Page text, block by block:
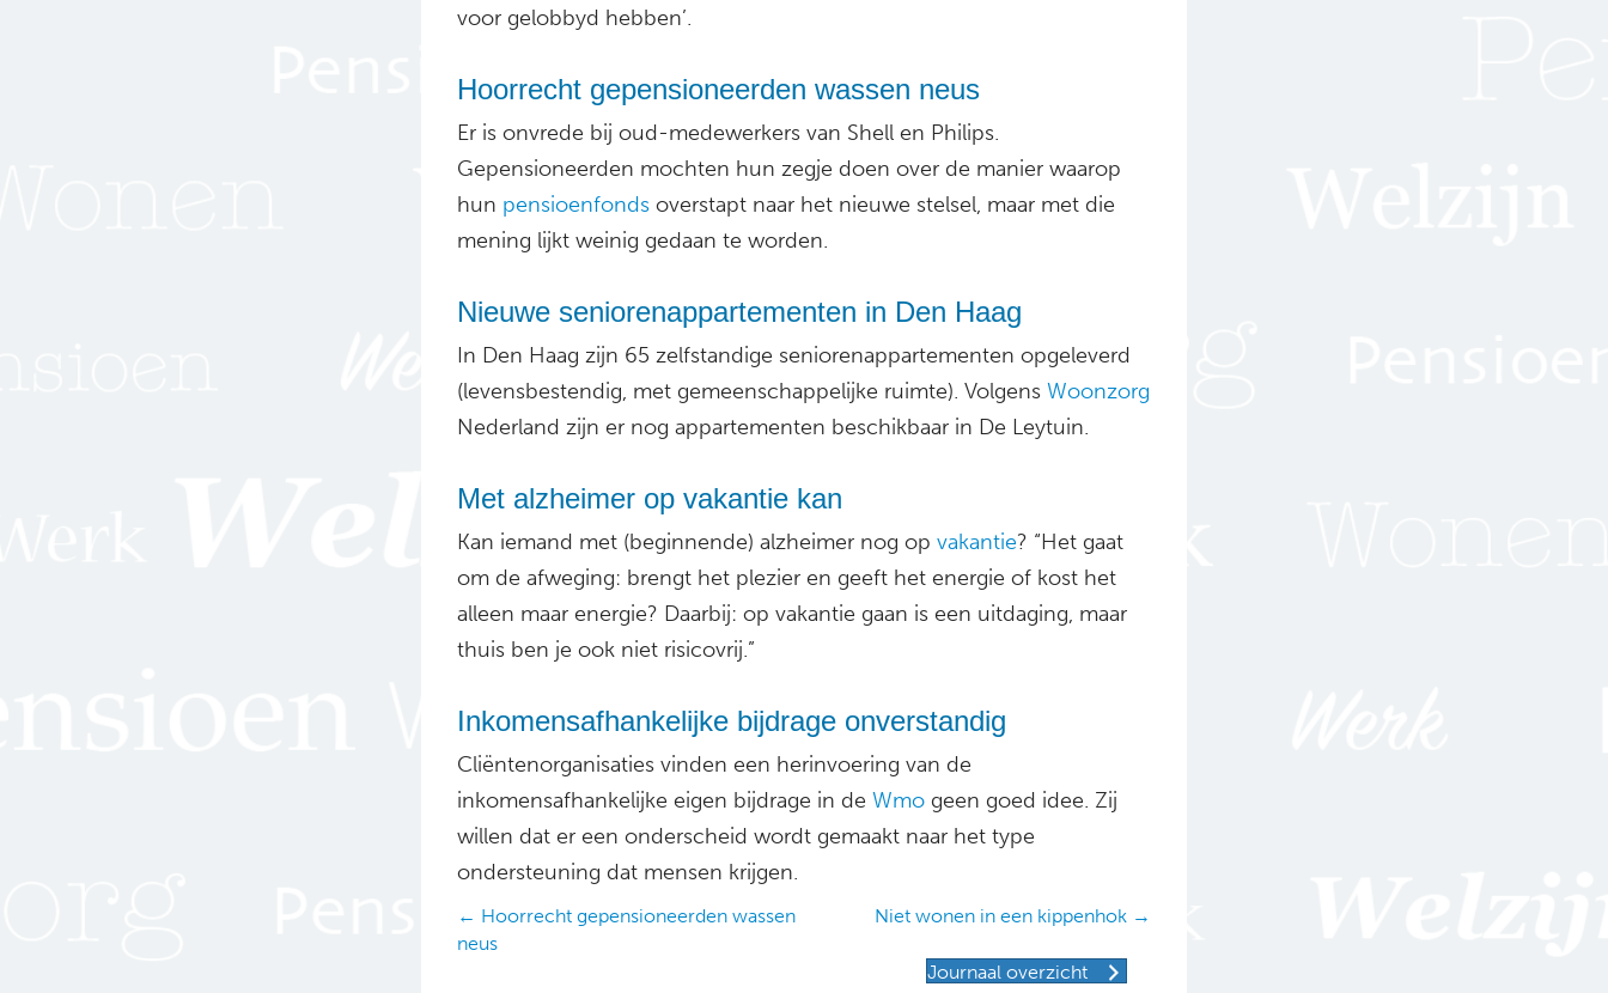
voor gelobbyd hebben’.
Hoorrecht gepensioneerden wassen neus
Er is onvrede bij oud-medewerkers van Shell en Philips.
Gepensioneerden mochten hun zegje doen over de manier waarop
hun pensioenfonds overstapt naar het nieuwe stelsel, maar met die
mening lijkt weinig gedaan te worden.
Nieuwe seniorenappartementen in Den Haag
In Den Haag zijn 65 zelfstandige seniorenappartementen opgeleverd
(levensbestendig, met gemeenschappelijke ruimte). Volgens Woonzorg
Nederland zijn er nog appartementen beschikbaar in De Leytuin.
Met alzheimer op vakantie kan
Kan iemand met (beginnende) alzheimer nog op vakantie? “Het gaat
om de afweging: brengt het plezier en geeft het energie of kost het
alleen maar energie? Daarbij: op vakantie gaan is een uitdaging, maar
thuis ben je ook niet risicovrij.”
Inkomensafhankelijke bijdrage onverstandig
Cliëntenorganisaties vinden een herinvoering van de
inkomensafhankelijke eigen bijdrage in de Wmo geen goed idee. Zij
willen dat er een onderscheid wordt gemaakt naar het type
ondersteuning dat mensen krijgen.
Posts
navigation
← Hoorrecht gepensioneerden wassen
neus
Niet wonen in een kippenhok →
Journaal overzicht